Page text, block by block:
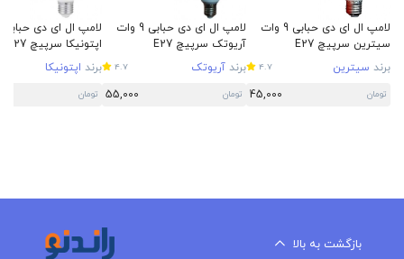
لامپ ال ای دی حبابی 9 وات
سیترین سرپیچ E27
برند سیترین 4.7
تومان 45,000
لامپ ال ای دی حبابی 9 وات
آریوتک سرپیچ E27
برند آریوتک 4.7
تومان 55,000
اپتونیکا سرپیچ E27
برند اپتونیکا
تومان
بازگشت به بالا